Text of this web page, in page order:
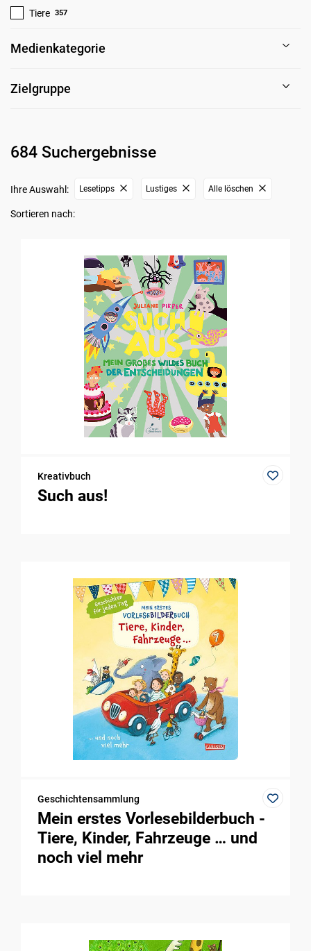
Tiere 357
Medienkategorie
Zielgruppe
684 Suchergebnisse
Ihre Auswahl: Lesetipps Lustiges Alle löschen
Sortieren nach:
Kreativbuch
Such aus!
Geschichtensammlung
Mein erstes Vorlesebilderbuch -
Tiere, Kinder, Fahrzeuge … und
noch viel mehr